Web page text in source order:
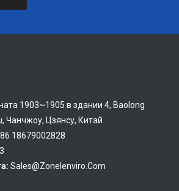
1903~1905 в здании 4, Baolong
Чанчжоу, Цзянсу, Китай
18679002828
Sales@zonelenviro.com